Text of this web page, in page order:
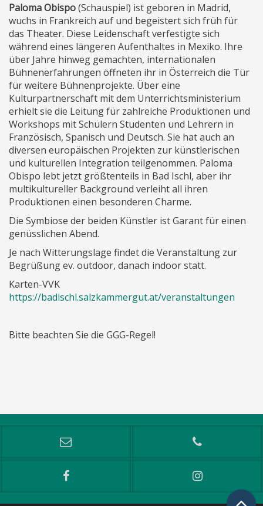
Paloma Obispo(Schauspiel) ist geboren in Madrid,
wuchs in Frankreich auf und begeistert sich früh für
das Theater. Diese Leidenschaft verfestigte sich
während eines längeren Aufenthaltes in Mexiko. Ihre
über Jahre hinweg gemachten, internationalen
Bühnenerfahrungen öffneten ihr in Österreich die Tür
für weitere Bühnenprojekte. Über eine
Kulturpartnerschaft mit dem Unterrichtsministerium
erhielt sie die Leitung für zahlreiche Produktionen und
Workshops mit Schülern Studenten und Lehrern in
Französisch, Spanisch und Deutsch. Sie hat auch an
diversen europäischen Projekten zur künstlerischen
und kulturellen Integration teilgenommen. Paloma
Obispo lebt jetzt größtenteils in Bad Ischl, aber ihr
multikultureller Background verleiht all ihren
Produktionen einen besonderen Charme.
Die Symbiose der beiden Künstler ist Garant für einen
genüsslichen Abend.
Je nach Witterungslage findet die Veranstaltung zur
Begrüßung ev. outdoor, danach indoor statt.
Karten-VVK
https://badischl.salzkammergut.at/veranstaltungen
Bitte beachten Sie die GGG-Regel!